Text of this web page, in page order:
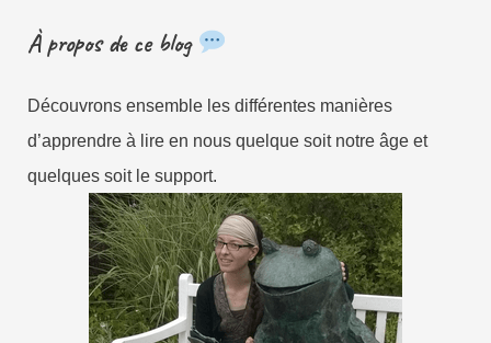
À propos de ce blog
Découvrons ensemble les différentes manières
d’apprendre à lire en nous quelque soit notre âge et
quelques soit le support.